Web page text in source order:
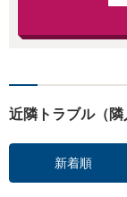
近隣トラブル（
新着順